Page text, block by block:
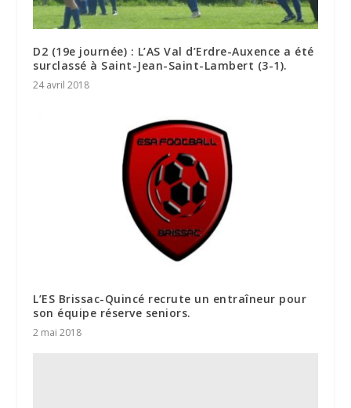
D2 (19e journée) : L’AS Val d’Erdre-Auxence a été
surclassé à Saint-Jean-Saint-Lambert (3-1).
24 avril 2018
L’ES Brissac-Quincé recrute un entraîneur pour
son équipe réserve seniors.
2 mai 2018